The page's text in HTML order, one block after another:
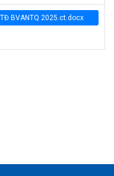
BVANTQ 2025.ct.docx